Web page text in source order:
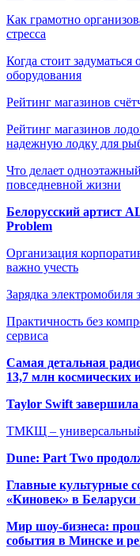
Как грамотно
стресса
Когда стоит
оборудования
Рейтинг магазинов
Рейтинг магазинов
надежную лодку для
Что делает
повседневной жизни
Белорусский артист
Problem
Организация
важно учесть
Зарядка
Практичность без
сервиса
Самая детальная
13,7 млн космических
Taylor Swift завершила
ТМКЩ – универсальный
Dune: Part Two
Главные культурные
«Киновек» в
Мир шоу-бизнеса:
события в Минске и